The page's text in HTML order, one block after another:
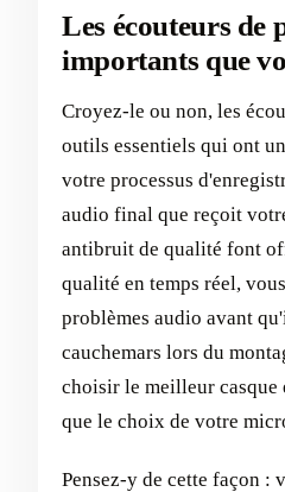
Les écouteurs de
importants que
Croyez-le ou non, les
outils essentiels qui ont
votre processus
audio final que reçoit
antibruit de qualité font
qualité en temps réel,
problèmes audio avant
cauchemars lors du
choisir le meilleur casque
que le choix de votre
Pensez-y de cette façon :